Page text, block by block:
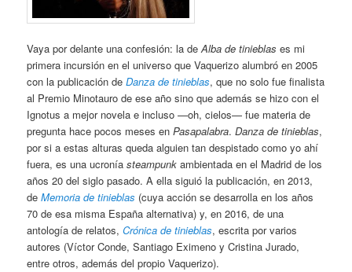
Vaya por delante una confesión: la deAlba de tinieblas es mi
primera incursión en el universo que Vaquerizo alumbró en 2005
con la publicación deDanza de tinieblas, que no solo fue finalista
al Premio Minotauro de ese año sino que además se hizo con el
Ignotus a mejor novela e incluso —oh, cielos— fue materia de
pregunta hace pocos meses enPasapalabra.Danza de tinieblas,
por si a estas alturas queda alguien tan despistado como yo ahí
fuera, es una ucroníasteampunk ambientada en el Madrid de los
años 20 del siglo pasado. A ella siguió la publicación, en 2013,
deMemoria de tinieblas (cuya acción se desarrolla en los años
70 de esa misma España alternativa) y, en 2016, de una
antología de relatos,Crónica de tinieblas, escrita por varios
autores (Víctor Conde, Santiago Eximeno y Cristina Jurado,
entre otros, además del propio Vaquerizo).